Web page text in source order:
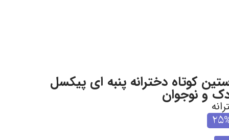
کوتاه دخترانه پنبه ای پیکسل